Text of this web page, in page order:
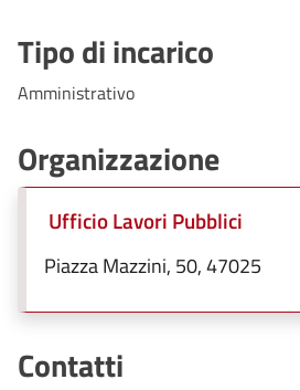
Tipo di incarico
Amministrativo
Organizzazione
Ufficio Lavori Pubblici
Piazza Mazzini, 50, 47025
Contatti